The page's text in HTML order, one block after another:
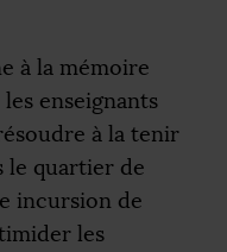
à la mémoire
les enseignants
à la tenir
le quartier de
incursion de
les